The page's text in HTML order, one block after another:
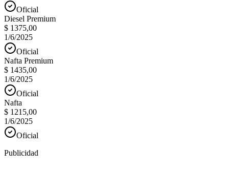
Oficial
Diesel Premium
$ 1375,00
1/6/2025
Oficial
Nafta Premium
$ 1435,00
1/6/2025
Oficial
Nafta
$ 1215,00
1/6/2025
Oficial
Publicidad